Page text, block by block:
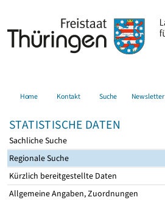
Home Kontakt Suche Newsletter
STATISTISCHE DATEN
Sachliche Suche
Regionale Suche
Kürzlich bereitgestellte Daten
Allgemeine Angaben, Zuordnungen